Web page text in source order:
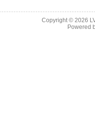
Copyright © 2026
Powered